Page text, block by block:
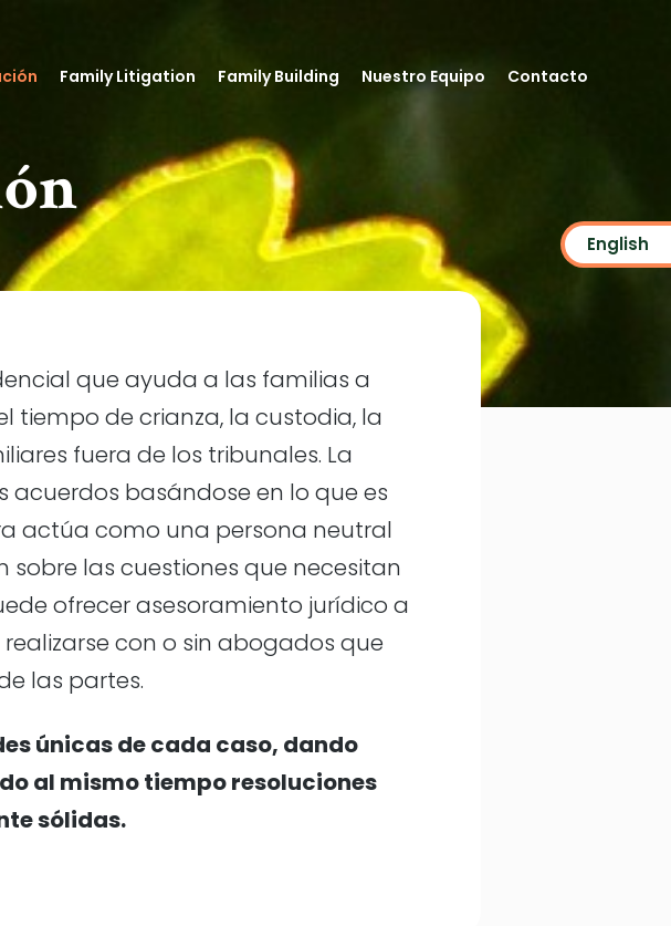
Family Litigation Family Building Nuestro Equipo Contacto
English
que ayuda a las familias a
tiempo de crianza, la custodia, la
fuera de los tribunales. La
basándose en lo que es
actúa como una persona neutral
las cuestiones que necesitan
ofrecer asesoramiento jurídico a
con o sin abogados que
las partes.
únicas de cada caso, dando
al mismo tiempo resoluciones
sólidas.